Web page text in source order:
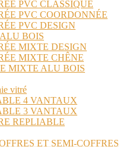
PVC CLASSIQUE
PVC COORDONNÉE
PVC DESIGN
BOIS
MIXTE DESIGN
MIXTE CHÊNE
MIXTE ALU BOIS
vitré
4 VANTAUX
3 VANTAUX
REPLIABLE
ET SEMI-COFFRES